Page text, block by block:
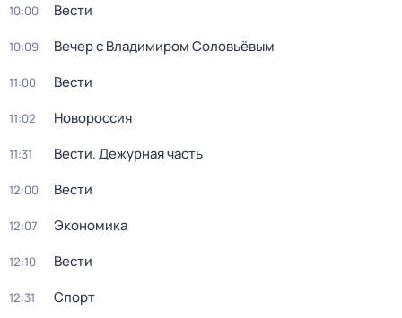
10:00 Вести
10:09 Вечер с Владимиром Соловьёвым
11:00 Вести
11:02 Новороссия
11:31 Вести. Дежурная часть
12:00 Вести
12:07 Экономика
12:10 Вести
12:31 Спорт